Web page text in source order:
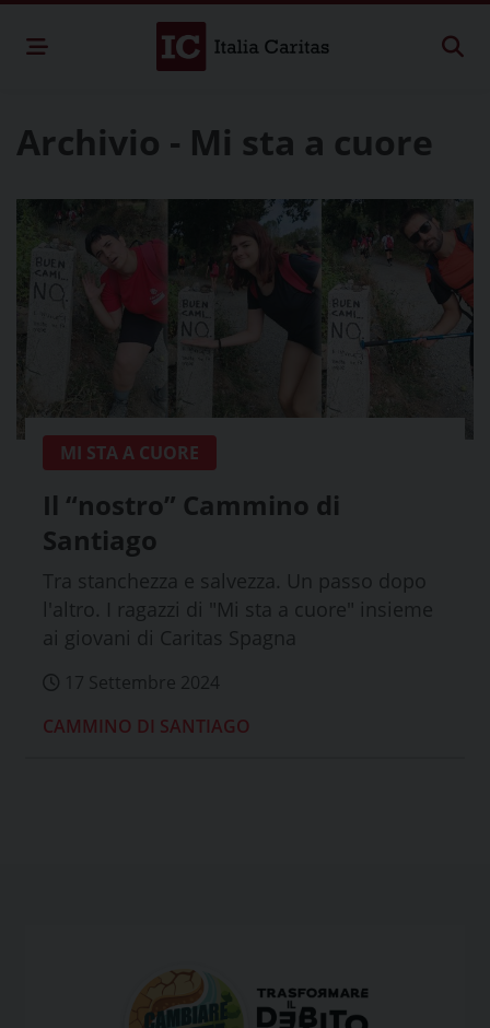
Archivio - Mi sta a cuore
MI STA A CUORE
Il “nostro” Cammino di
Santiago
Tra stanchezza e salvezza. Un passo dopo
l'altro. I ragazzi di "Mi sta a cuore" insieme
ai giovani di Caritas Spagna
17 Settembre 2024
CAMMINO DI SANTIAGO